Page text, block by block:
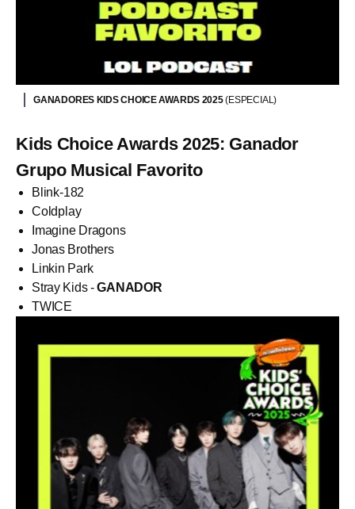
GANADORES KIDS CHOICE AWARDS 2025(ESPECIAL)
Kids Choice Awards 2025: Ganador
Grupo Musical Favorito
Blink-182
Coldplay
Imagine Dragons
Jonas Brothers
Linkin Park
Stray Kids -GANADOR
TWICE